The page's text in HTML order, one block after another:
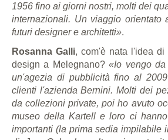
1956 fino ai giorni nostri, molti dei
internazionali. Un viaggio orientato
futuri designer e architetti».
Rosanna Galli, com'è nata l'idea di
design a Melegnano?«Io vengo
un'agezia di pubblicità fino al
clienti l'azienda Bernini. Molti dei
da collezioni private, poi ho avuto
museo della Kartell e loro ci
importanti (la prima sedia impilabile